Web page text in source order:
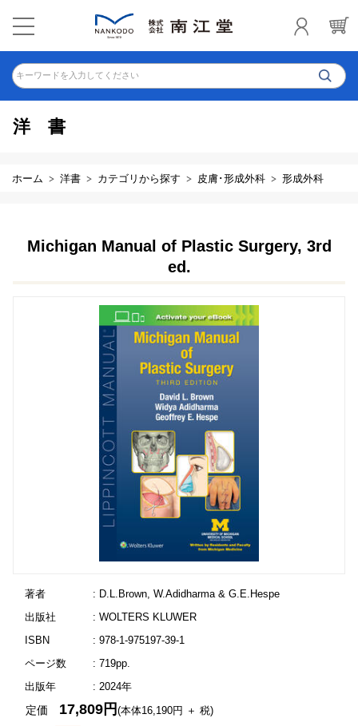
キーワードを入力してください
洋書
ホーム 洋書 カテゴリから探す 皮膚･形成外科 形成外科
Michigan Manual of Plastic Surgery, 3rd
ed.
著者
: D.L.Brown, W.Adidharma & G.E.Hespe
出版社
: WOLTERS KLUWER
ISBN
: 978-1-975197-39-1
ページ数
: 719pp.
出版年
: 2024年
定価 17,809円(本体16,190円 ＋ 税)